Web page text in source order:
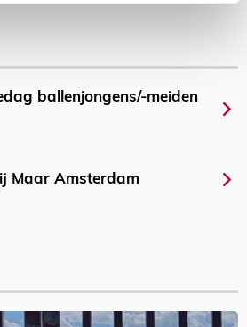
ballenjongens/-meiden
Maar Amsterdam